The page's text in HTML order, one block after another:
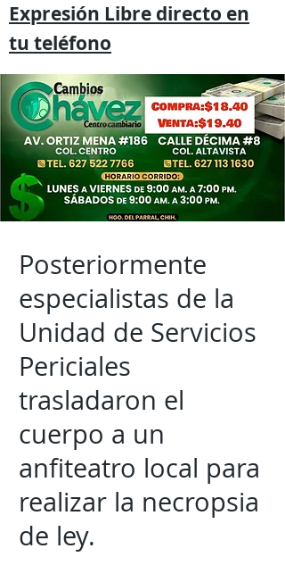
Expresión Libre directo en
tu teléfono
Posteriormente
especialistas de la
Unidad de Servicios
Periciales
trasladaron el
cuerpo a un
anfiteatro local para
realizar la necropsia
de ley.